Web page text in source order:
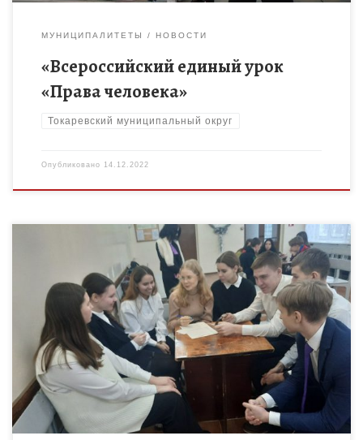
МУНИЦИПАЛИТЕТЫ НОВОСТИ
«Всероссийский единый урок
«Права человека»
Токаревский муниципальный округ
Опубликовано 14.12.2022
Конституционные права и свободы человека и гражданина —
неотъемлемые наиболее важные права и свободы,
принадлежащие ему от рождения (в надлежащих случаях в
силу его гражданства), […]